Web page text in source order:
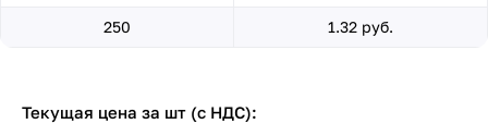
250 1.32 руб.
Текущая цена за шт (с НДС):